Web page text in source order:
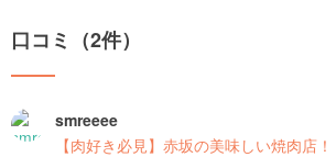
口コミ（2件）
smreeee
【肉好き必見】赤坂の美味しい焼肉店！